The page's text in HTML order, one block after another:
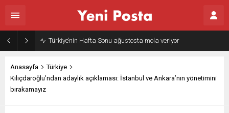
Türkiye’nin Hafta Sonu ağustosta mola veriyor
Anasayfa
Türkiye
Kılıçdaroğlu’ndan adaylık açıklaması: İstanbul ve Ankara’nın yönetimini
bırakamayız